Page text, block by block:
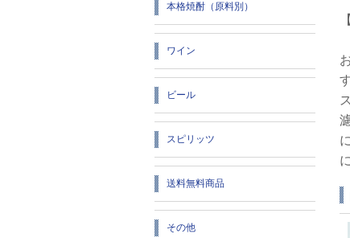
本格焼酎（原料別）
ワイン
ビール
スピリッツ
送料無料商品
その他